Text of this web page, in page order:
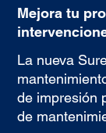
Mejora tu
La nueva
de impresión
de